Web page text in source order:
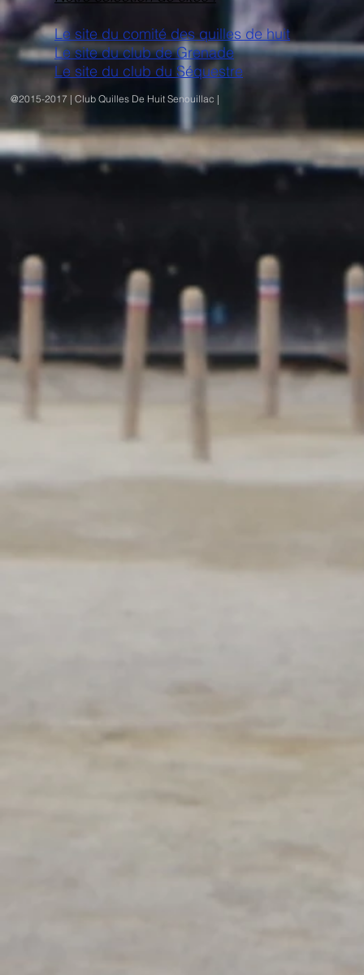
Le site du comité des quilles de huit
Le site du club de Grenade
Le site du club du Séquestre
@2015-2017 | Club Quilles De Huit Senouillac |